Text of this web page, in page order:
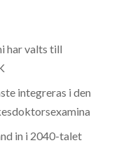
har valts till
integreras i den
in i 2040-talet